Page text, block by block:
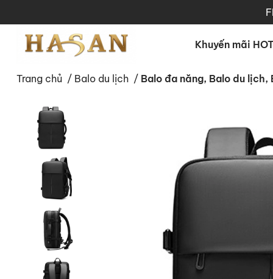
Khuyến mãi
Trang chủ / Balo du lịch / Balo đa năng, Balo du